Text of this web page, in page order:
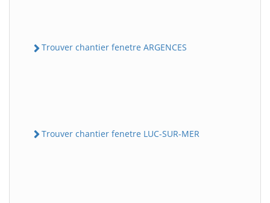
Trouver chantier fenetre ARGENCES
Trouver chantier fenetre LUC-SUR-MER